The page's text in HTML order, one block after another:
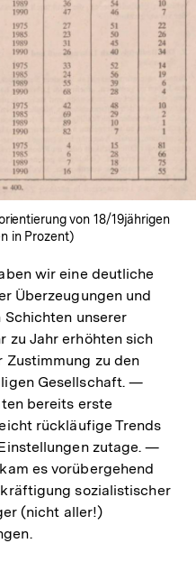
von 18/19jährigen
in Prozent)
wir eine deutliche
Überzeugungen und
unserer
zu Jahr erhöhten sich
zu den
Gesellschaft. —
bereits erste
rückläufige Trends
zutage. —
es vorübergehend
sozialistischer
(nicht aller!)